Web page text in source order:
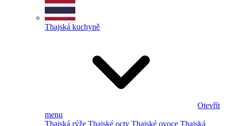
Thajská kuchyně
Otevřít
menu
Thajská rýže Thajské octy Thajské ovoce Thajská